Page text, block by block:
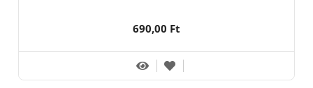
690,00 Ft